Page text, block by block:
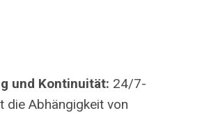
und Kontinuität: 24/7-
die Abhängigkeit von